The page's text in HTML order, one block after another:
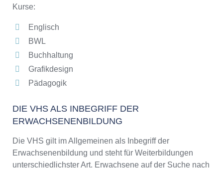
Kurse:
Englisch
BWL
Buchhaltung
Grafikdesign
Pädagogik
DIE VHS ALS INBEGRIFF DER
ERWACHSENENBILDUNG
Die VHS gilt im Allgemeinen als Inbegriff der
Erwachsenenbildung und steht für Weiterbildungen
unterschiedlichster Art. Erwachsene auf der Suche nach